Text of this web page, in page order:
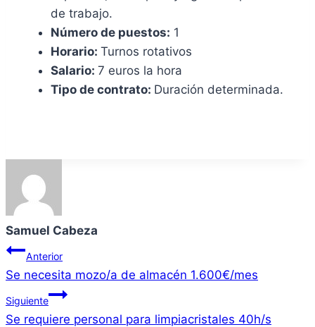
de trabajo.
Número de puestos: 1
Horario: Turnos rotativos
Salario: 7 euros la hora
Tipo de contrato: Duración determinada.
Samuel Cabeza
Navegación
de
entradas
Anterior
Se necesita mozo/a de almacén 1.600€/mes
Siguiente
Se requiere personal para limpiacristales 40h/s